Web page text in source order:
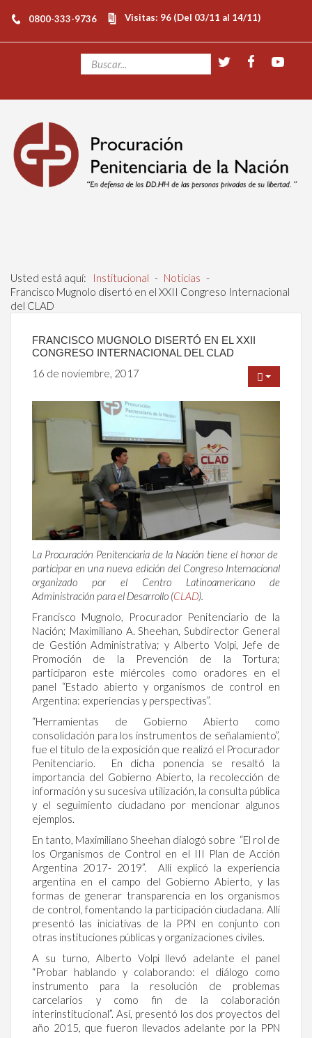
0800-333-9736 Visitas: 96 (Del 03/11 al 14/11)
Usted está aquí: Institucional - Noticias -
Francisco Mugnolo disertó en el XXII Congreso Internacional
del CLAD
FRANCISCO MUGNOLO DISERTÓ EN EL XXII
CONGRESO INTERNACIONAL DEL CLAD
16 de noviembre, 2017
La Procuración Penitenciaria de la Nación tiene el honor de
participar en una nueva edición del Congreso Internacional
organizado por el Centro Latinoamericano de
Administración para el Desarrollo (CLAD).
Francisco Mugnolo, Procurador Penitenciario de la
Nación; Maximiliano A. Sheehan, Subdirector General
de Gestión Administrativa; y Alberto Volpi, Jefe de
Promoción de la Prevención de la Tortura;
participaron este miércoles como oradores en el
panel “Estado abierto y organismos de control en
Argentina: experiencias y perspectivas”.
“Herramientas de Gobierno Abierto como
consolidación para los instrumentos de señalamiento”,
fue el título de la exposición que realizó el Procurador
Penitenciario. En dicha ponencia se resaltó la
importancia del Gobierno Abierto, la recolección de
información y su sucesiva utilización, la consulta pública
y el seguimiento ciudadano por mencionar algunos
ejemplos.
En tanto, Maximiliano Sheehan dialogó sobre “El rol de
los Organismos de Control en el III Plan de Acción
Argentina 2017- 2019”. Allí explicó la experiencia
argentina en el campo del Gobierno Abierto, y las
formas de generar transparencia en los organismos
de control, fomentando la participación ciudadana. Allí
presentó las iniciativas de la PPN en conjunto con
otras instituciones públicas y organizaciones civiles.
A su turno, Alberto Volpi llevó adelante el panel
“Probar hablando y colaborando: el diálogo como
instrumento para la resolución de problemas
carcelarios y como fin de la colaboración
interinstitucional”. Así, presentó los dos proyectos del
año 2015, que fueron llevados adelante por la PPN